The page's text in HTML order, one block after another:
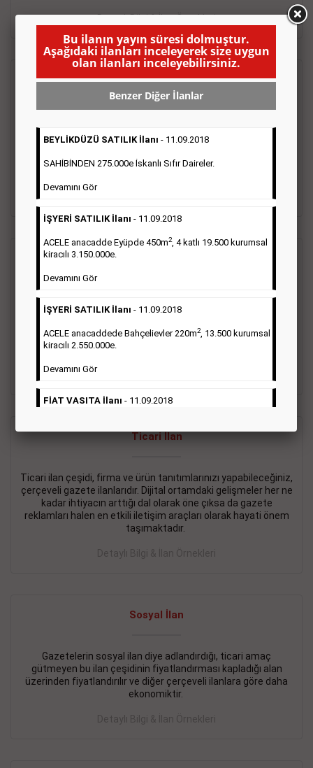
Detaylı Bilgi & İlan Örnekleri
Emlak İlanı
ifade edilebilen ilanlardır. Gazetelerin tirajını önemli ölçüde
etkilerler ve gazete gelirlerinin de önemli bir bölümünü
oluştururlar.Sabah sarı sayfa eleman ilanlarında 6 kelime
Sarı sayfa ilanlar alım- satım, duyuru, mini reklam şeklinde
ifade edilebilen ilanlardır. Gazetelerin tirajını önemli ölçüde
oluştururlar.Sabah sarı sayfa eleman ilanlarında 6 kelime
sayısı şartı aranmamaktadır.
Ticari İlan
Ticari ilan çeşidi, firma ve ürün tanıtımlarınızı yapabileceğiniz,
çerçeveli gazete ilanlarıdır. Dijital ortamdaki gelişmeler her ne
kadar ihtiyacın arttığı dal olarak öne çıksa da gazete
reklamları halen en etkili iletişim araçları olarak hayati önem
taşımaktadır.
Detaylı Bilgi & İlan Örnekleri
Sosyal İlan
Gazetelerin sosyal ilan diye adlandırdığı, ticari amaç
gütmeyen bu ilan çeşidinin fiyatlandırması kapladığı alan
üzerinden fiyatlandırılır ve diğer çerçeveli ilanlara göre daha
ekonomiktir.
Detaylı Bilgi & İlan Örnekleri
Bu ilanın yayın süresi dolmuştur.
Aşağıdaki ilanları inceleyerek size uygun
olan ilanları inceleyebilirsiniz.
Benzer Diğer İlanlar
BEYLİKDÜZÜ SATILIK İlanı - 11.09.2018
SAHİBİNDEN 275.000e İskanlı Sıfır Daireler.
Devamını Gör
İŞYERİ SATILIK İlanı - 11.09.2018
ACELE anacadde Eyüpde 450m2, 4 katlı 19.500 kurumsal
kiracılı 3.150.000e.
Devamını Gör
İŞYERİ SATILIK İlanı - 11.09.2018
ACELE anacaddede Bahçelievler 220m2, 13.500 kurumsal
kiracılı 2.550.000e.
Devamını Gör
FİAT VASITA İlanı - 11.09.2018
2.800.000e kurumsal mağaza.
BAKIRKÖY SATILIK İlanı- 11.09.2018
KARTALTEPEde kelepir 2+ 1 satılık daire
İŞYERİ KİRALIK İlanı- 11.09.2018
BEYLİKDÜZÜ Kavaklıda 4 katlı bina